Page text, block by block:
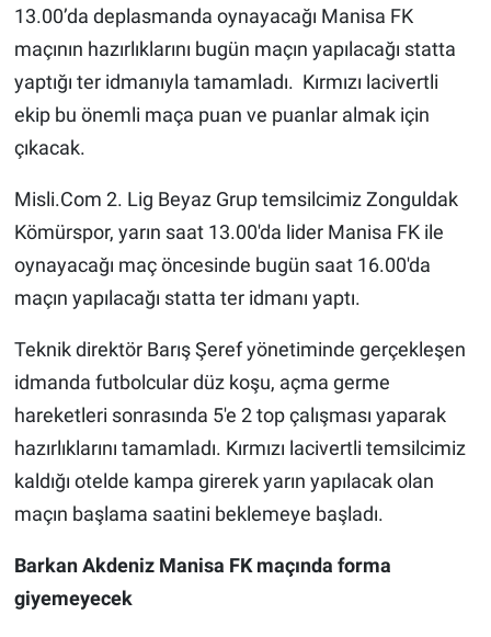
13.00’da deplasmanda oynayacağı Manisa FK
maçının hazırlıklarını bugün maçın yapılacağı statta
yaptığı ter idmanıyla tamamladı. Kırmızı lacivertli
ekip bu önemli maça puan ve puanlar almak için
çıkacak.
Misli.Com 2. Lig Beyaz Grup temsilcimiz Zonguldak
Kömürspor, yarın saat 13.00'da lider Manisa FK ile
oynayacağı maç öncesinde bugün saat 16.00'da
maçın yapılacağı statta ter idmanı yaptı.
Teknik direktör Barış Şeref yönetiminde gerçekleşen
idmanda futbolcular düz koşu, açma germe
hareketleri sonrasında 5'e 2 top çalışması yaparak
hazırlıklarını tamamladı. Kırmızı lacivertli temsilcimiz
kaldığı otelde kampa girerek yarın yapılacak olan
maçın başlama saatini beklemeye başladı.
Barkan Akdeniz Manisa FK maçında forma
giyemeyecek